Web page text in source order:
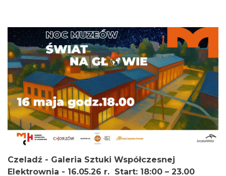
Czeladź - Galeria Sztuki Współczesnej
Elektrownia - 16.05.26 r. Start: 18:00 – 23.00